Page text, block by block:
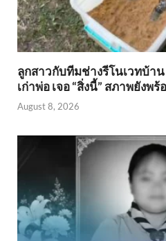
ลูกสาวกับทีมช่างรีโนเวทบ้า
เก่าพ่อ เจอ “สิ่งนี้” สภาพยังพ
August 8, 2026